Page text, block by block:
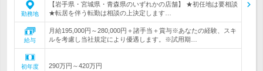
勤務地
【岩手県・宮城県・青森県のいずれかの店舗】 ★初任地は要相談
★転居を伴う転勤は相談の上決定します…
給与
月給195,000円～280,000円＋諸手当＋賞与※あなたの経験、スキ
ルを考慮し当社規定により優遇します。※試用期…
初年度
290万円～420万円